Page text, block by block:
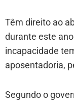
Têm direito ao
durante este
incapacidade
aposentadoria,
Segundo o